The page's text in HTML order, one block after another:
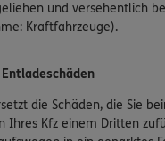
und versehentlich
Kraftfahrzeuge).
Entladeschäden
die Schäden, die Sie
Ihres Kfz einem Dritten